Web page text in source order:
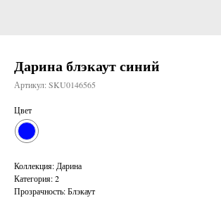
Дарина блэкаут синий
Артикул: SKU0146565
Цвет
Коллекция: Дарина
Категория: 2
Прозрачность: Блэкаут